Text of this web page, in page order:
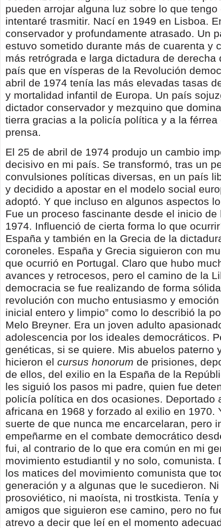
pueden arrojar alguna luz sobre lo que
intentaré trasmitir. Nací en 1949 en Lisboa.
conservador y profundamente atrasado. Un
estuvo sometido durante más de cuarenta y
más retrógrada e larga dictadura de derecha
país que en vísperas de la Revolución
abril de 1974 tenía las más elevadas tasas
y mortalidad infantil de Europa. Un país
dictador conservador y mezquino que
tierra gracias a la policía política y a la férrea
prensa.
El 25 de abril de 1974 produjo un cambio
decisivo en mi país. Se transformó, tras un
convulsiones políticas diversas, en un país
y decidido a apostar en el modelo social
adoptó. Y que incluso en algunos aspectos
Fue un proceso fascinante desde el inicio de
1974. Influenció de cierta forma lo que
España y también en la Grecia de la
coroneles. España y Grecia siguieron con
que ocurrió en Portugal. Claro que hubo
avances y retrocesos, pero el camino de la
democracia se fue realizando de forma
revolución con mucho entusiasmo y
inicial entero y limpio” como lo describió la
Melo Breyner. Era un joven adulto
adolescencia por los ideales democráticos.
genéticas, si se quiere. Mis abuelos paterno
hicieron el cursus honorum de prisiones,
de ellos, del exilio en la España de la
les siguió los pasos mi padre, quien fue
policía política en dos ocasiones. Deportado
africana en 1968 y forzado al exilio en 1970.
suerte de que nunca me encarcelaran, pero
empeñarme en el combate democrático
fui, al contrario de lo que era común en mi
movimiento estudiantil y no solo, comunista.
los matices del movimiento comunista que
generación y a algunas que le sucedieron.
prosoviético, ni maoísta, ni trostkista. Tenía
amigos que siguieron ese camino, pero no
atrevo a decir que leí en el momento